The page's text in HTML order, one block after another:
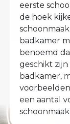
eerste
de hoek
badkamer
benoemd
geschikt
badkamer,
een aantal